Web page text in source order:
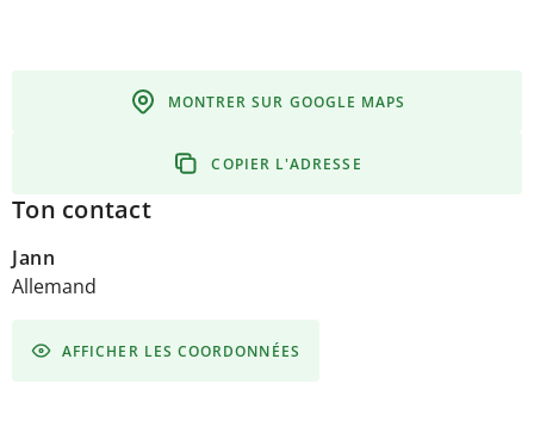
MONTRER SUR GOOGLE MAPS
COPIER L'ADRESSE
Ton contact
Jann
Allemand
AFFICHER LES COORDONNÉES